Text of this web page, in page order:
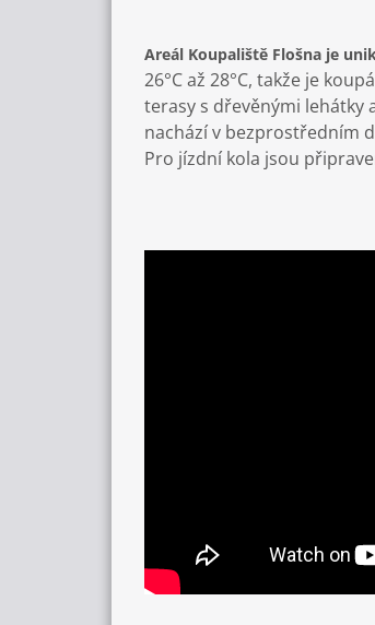
Areál Koupaliště Flošna je
26°C až 28°C, takže je
terasy s dřevěnými lehátky
nachází v bezprostředním
Pro jízdní kola jsou